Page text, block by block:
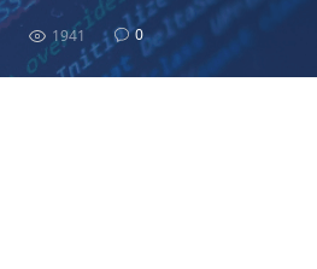
1941 0